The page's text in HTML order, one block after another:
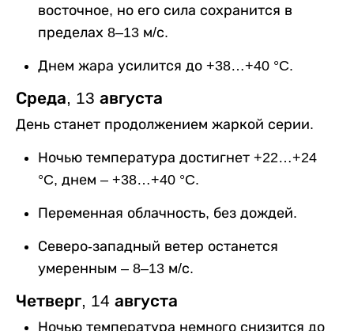
восточное, но его сила сохранится в
пределах 8–13 м/с.
Днем жара усилится до +38…+40 °C.
Среда, 13 августа
День станет продолжением жаркой серии.
Ночью температура достигнет +22…+24
°C, днем – +38…+40 °C.
Переменная облачность, без дождей.
Северо-западный ветер останется
умеренным – 8–13 м/с.
Четверг, 14 августа
Ночью температура немного снизится до